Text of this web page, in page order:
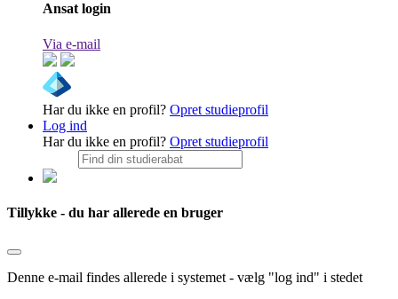
Ansat login
Via e-mail
Har du ikke en profil? Opret studieprofil
Log ind
Har du ikke en profil? Opret studieprofil
Tillykke - du har allerede en bruger
Denne e-mail findes allerede i systemet - vælg "log ind" i stedet